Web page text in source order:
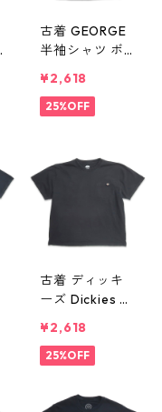
古着 GEORGE
半袖シャツ ボ
ライトブルー
表記：M gd4
¥2,618
25%OFF
古着 ディッキ
ーズ Dickies ポ
ブラック 表
記：2XL gd4
¥2,618
25%OFF